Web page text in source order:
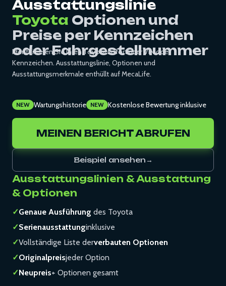
Ausstattungslinie
Toyota Optionen und
Preise per Kennzeichen
oder Fahrgestellnummer
Identifizieren Sie Ihren Toyota sofort über VIN oder
Kennzeichen. Ausstattungslinie, Optionen und
Ausstattungsmerkmale enthüllt auf MecaLife.
NEW Wartungshistorie NEW Kostenlose Bewertung inklusive
MEINEN BERICHT ABRUFEN
Beispiel ansehen→
Ausstattungslinien & Ausstattung
& Optionen
✓Genaue Ausführung des Toyota
✓Serienausstattunginklusive
✓Vollständige Liste derverbauten Optionen
✓Originalpreisjeder Option
✓Neupreis+ Optionen gesamt